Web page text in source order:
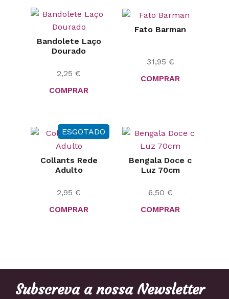
Bandolete Laço
Dourado
2,25 €
COMPRAR
Fato Barman
31,95 €
COMPRAR
ESGOTADO
Collants Rede
Adulto
2,95 €
COMPRAR
Bengala Doce c
Luz 70cm
6,50 €
COMPRAR
Subscreva a nossa Newsletter